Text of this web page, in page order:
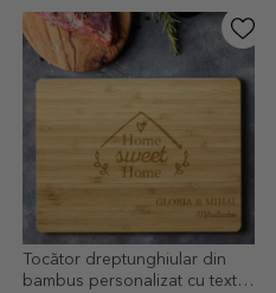
Tocător dreptunghiular din
bambus personalizat cu text -